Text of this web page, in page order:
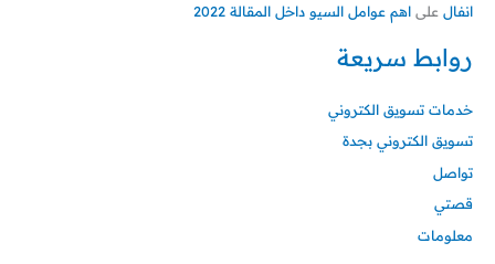
انفال على اهم عوامل السيو داخل المقالة 2022
روابط سريعة
خدمات تسويق الكتروني
تسويق الكتروني بجدة
تواصل
قصتي
معلومات